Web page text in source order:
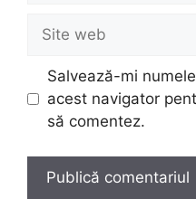
Site
web
Salvează-mi
acest navigator
să comentez.